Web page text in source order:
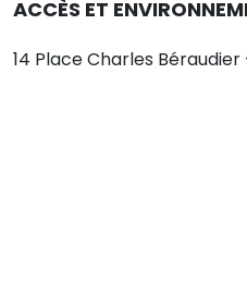
ACCÈS ET
14 Place Charles